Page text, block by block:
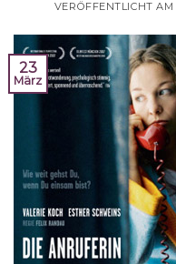
VERÖFFENTLICHT AM
23
März